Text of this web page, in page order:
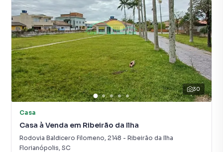
30
Casa
Casa à Venda em Ribeirão da Ilha
Rodovia Baldicero Filomeno, 2148 - Ribeirão da Ilha
Florianópolis, SC